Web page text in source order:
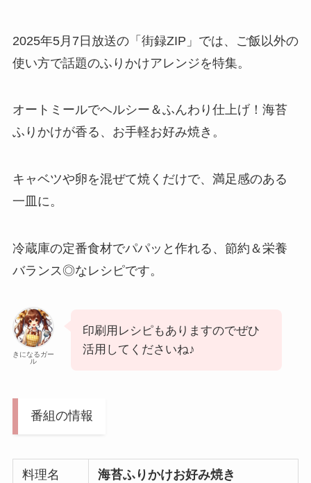
2025年5月7日放送の「街録ZIP」では、ご飯以外の
使い方で話題のふりかけアレンジを特集。
オートミールでヘルシー＆ふんわり仕上げ！海苔
ふりかけが香る、お手軽お好み焼き。
キャベツや卵を混ぜて焼くだけで、満足感のある
一皿に。
冷蔵庫の定番食材でパパッと作れる、節約＆栄養
バランス◎なレシピです。
きになるガー
ル
印刷用レシピもありますのでぜひ
活用してくださいね♪
番組の情報
料理名 海苔ふりかけお好み焼き